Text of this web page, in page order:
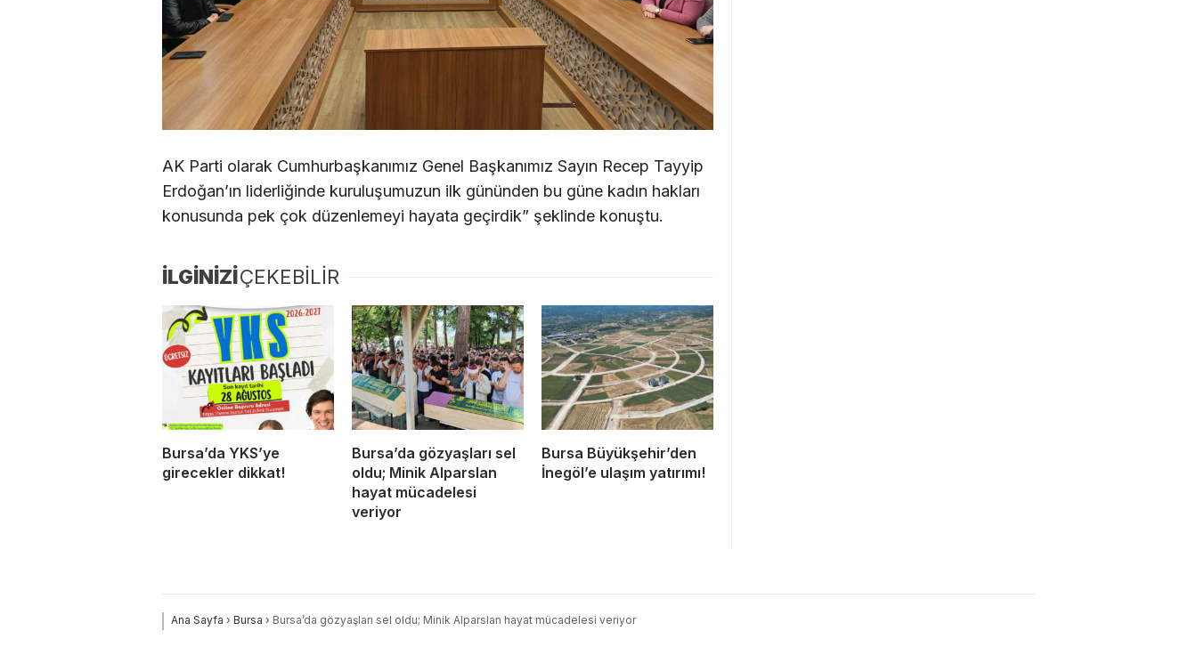
AK Parti olarak Cumhurbaşkanımız Genel Başkanımız Sayın Recep Tayyip
Erdoğan’ın liderliğinde kuruluşumuzun ilk gününden bu güne kadın hakları
konusunda pek çok düzenlemeyi hayata geçirdik” şeklinde konuştu.
İLGİNİZİÇEKEBİLİR
Bursa’da YKS’ye
girecekler dikkat!
Bursa’da gözyaşları sel
oldu; Minik Alparslan
hayat mücadelesi
veriyor
Bursa Büyükşehir’den
İnegöl’e ulaşım yatırımı!
Ana Sayfa › Bursa › Bursa’da gözyaşları sel oldu; Minik Alparslan hayat mücadelesi veriyor